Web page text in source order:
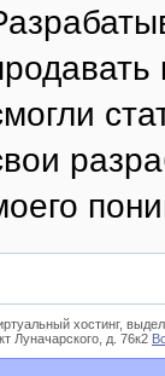
хостинг,
Луначарского, д. 76к2